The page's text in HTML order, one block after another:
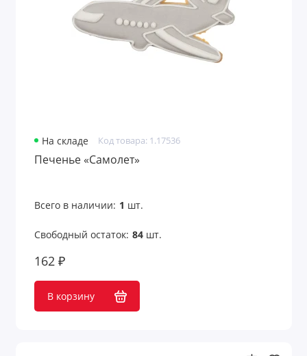
На складе Код товара: 1.17536
Печенье «Самолет»
Всего в наличии: 1 шт.
Свободный остаток: 84шт.
162 ₽
В корзину